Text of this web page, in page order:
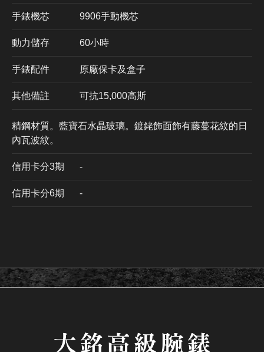
手錶機芯 ​9906手動機芯
動力儲存 60小時
手錶配件 原廠保卡及盒子
其他備註 可抗15,000高斯
精鋼材質。藍寶石水晶玻璃。鍍銠飾面飾有藤蔓花紋的日
內瓦波紋。
信用卡分3期 ​-
信用卡分6期 -